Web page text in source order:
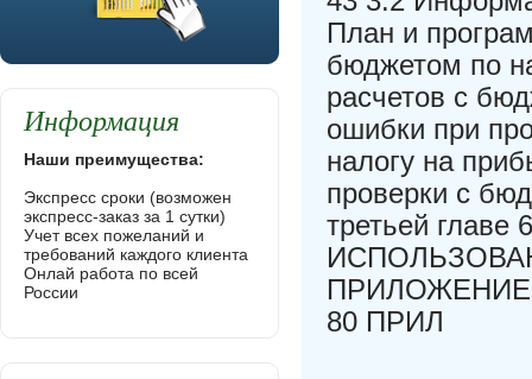
План и
бюджетом по
расчетов с
ошибки при
налогу на
проверки с
третьей
80 ПРИЛ
Информация
Наши преимущества:
Экспресс сроки (возможен
экспресс-заказ за 1 сутки)
Учет всех пожеланий и
требований каждого клиента
Онлай работа по всей
России